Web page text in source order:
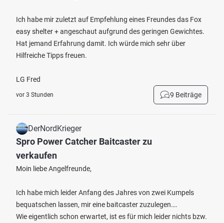
Ich habe mir zuletzt auf Empfehlung eines Freundes das Fox
easy shelter + angeschaut aufgrund des geringen Gewichtes.
Hat jemand Erfahrung damit. Ich würde mich sehr über
Hilfreiche Tipps freuen.
LG Fred
vor 3 Stunden 9 Beiträge
DerNordKrieger
Spro Power Catcher Baitcaster zu
verkaufen
Moin liebe Angelfreunde,
Ich habe mich leider Anfang des Jahres von zwei Kumpels
bequatschen lassen, mir eine baitcaster zuzulegen….
Wie eigentlich schon erwartet, ist es für mich leider nichts bzw.